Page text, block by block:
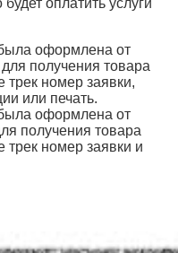
оплатить услуги
оформлена от
получения товара
трек номер заявки,
или печать.
оформлена от
получения товара
трек номер заявки и